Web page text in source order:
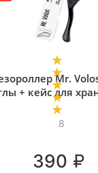
1
для
волос Mr.
флакона
2 449 ₽